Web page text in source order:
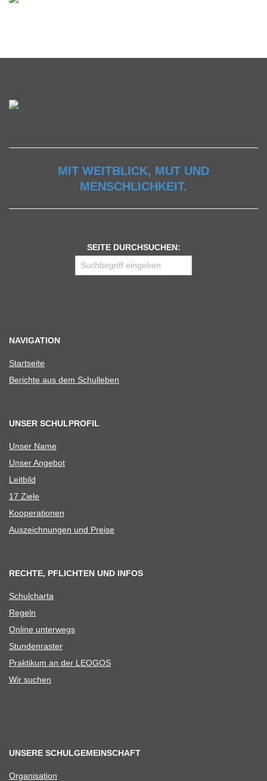
MIT WEITBLICK, MUT UND
MENSCHLICHKEIT.
SEITE DURCHSUCHEN:
NAVIGATION
Start­seite
Berichte aus dem Schulleben
UNSER SCHULPROFIL
Unser Name
Unser Ange­bot
Leit­bild
17 Ziele
Koope­ra­tio­nen
Aus­zeich­nun­gen und Preise
RECHTE, PFLICHTEN UND INFOS
Schul­charta
Regeln
Online unter­wegs
Stun­den­ras­ter
Prak­ti­kum an der LEOGOS
Wir suchen
UNSERE SCHULGEMEINSCHAFT
Orga­ni­sa­tion